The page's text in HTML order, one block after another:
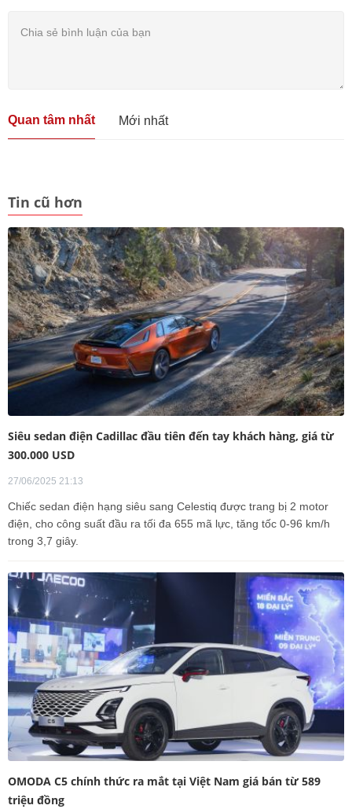
Quan tâm nhất Mới nhất
Tin cũ hơn
Siêu sedan điện Cadillac đầu tiên đến tay khách hàng, giá từ
300.000 USD
27/06/2025 21:13
Chiếc sedan điện hạng siêu sang Celestiq được trang bị 2 motor
điện, cho công suất đầu ra tối đa 655 mã lực, tăng tốc 0-96 km/h
trong 3,7 giây.
OMODA C5 chính thức ra mắt tại Việt Nam giá bán từ 589
triệu đồng